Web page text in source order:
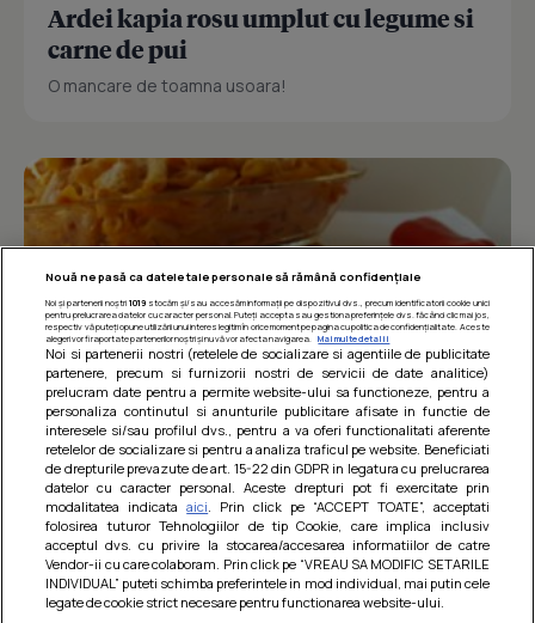
Ardei kapia rosu umplut cu legume si
carne de pui
O mancare de toamna usoara!
Paste integrale cu carne de pui in sos
de rosii
O mancare usoara, satioasa si gustoasa! Retete
dietetice
Nouă ne pasă ca datele tale personale să rămână confidențiale
Noi și partenerii noștri 1019stocăm și/sau accesăm informații pe dispozitivul dvs., precum identificatorii cookie unici
pentru prelucrarea datelor cu caracter personal. Puteți accepta sau gestiona preferințele dvs. făcând clic mai jos,
respectiv vă puteți opune utilizării unui interes legitim în orice moment pe pagina cu politica de confidențialitate. Aceste
alegeri vor fi raportate partenerilor noștri și nu vă vor afecta navigarea.
Mai multe detalii
Noi si partenerii nostri (retelele de socializare si agentiile de publicitate
partenere, precum si furnizorii nostri de servicii de date analitice)
prelucram date pentru a permite website-ului sa functioneze, pentru a
personaliza continutul si anunturile publicitare afisate in functie de
interesele si/sau profilul dvs., pentru a va oferi functionalitati aferente
retelelor de socializare si pentru a analiza traficul pe website. Beneficiati
de drepturile prevazute de art. 15-22 din GDPR in legatura cu prelucrarea
datelor cu caracter personal. Aceste drepturi pot fi exercitate prin
modalitatea indicataaici . Prin click pe “ACCEPT TOATE”, acceptati
folosirea tuturor Tehnologiilor de tip Cookie, care implica inclusiv
acceptul dvs. cu privire la stocarea/accesarea informatiilor de catre
Vendor-ii cu care colaboram. Prin click pe “VREAU SA MODIFIC SETARILE
INDIVIDUAL” puteti schimba preferintele in mod individual, mai putin cele
legate de cookie strict necesare pentru functionarea website-ului.